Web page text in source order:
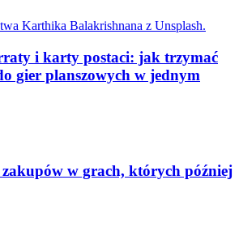
i karty postaci: jak trzymać
gier planszowych w jednym
w grach, których później